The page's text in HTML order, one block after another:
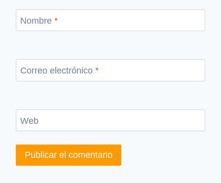
Nombre *
Correo electrónico *
Web